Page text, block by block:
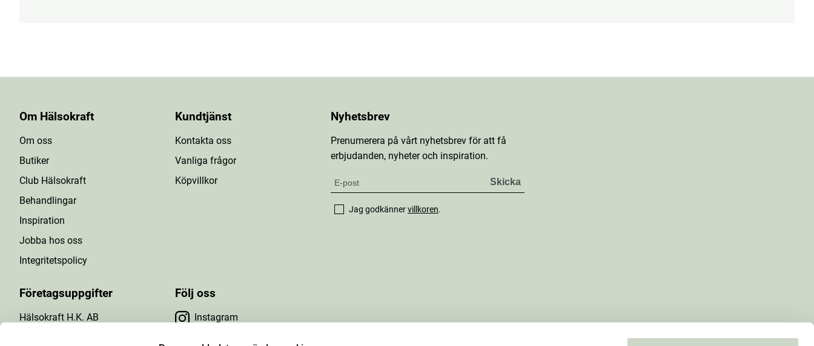
Om Hälsokraft
Om oss
Butiker
Club Hälsokraft
Behandlingar
Inspiration
Jobba hos oss
Integritetspolicy
Kundtjänst
Kontakta oss
Vanliga frågor
Köpvillkor
Företagsuppgifter
Hälsokraft H.K. AB
Följ oss
Instagram
Facebook
Nyhetsbrev
Prenumerera på vårt nyhetsbrev för att få
erbjudanden, nyheter och inspiration.
Jag godkännervillkoren.